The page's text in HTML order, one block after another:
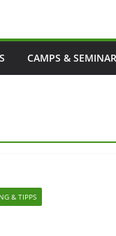
CAMPS &
& TIPPS